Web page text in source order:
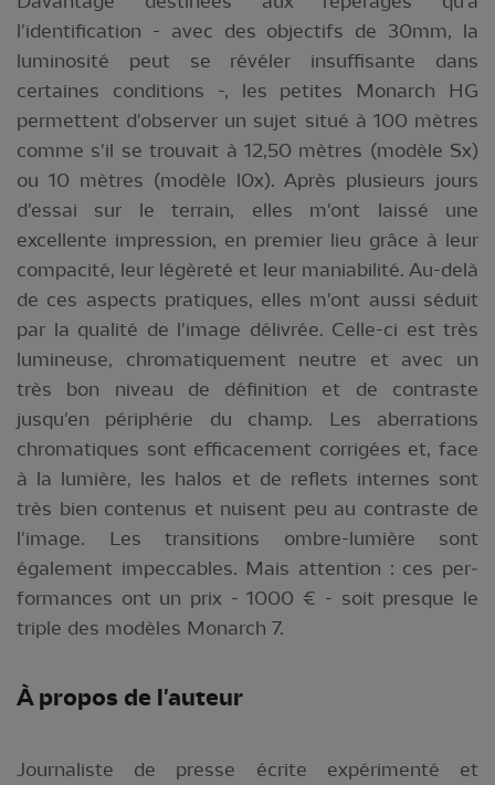
l'identification - avec des objectifs de 30mm, la
luminosité peut se révéler insuffisante dans
certaines conditions -, les petites Monarch HG
permettent d'observer un sujet situé à 100 mètres
comme s'il se trouvait à 12,50 mètres (modèle Sx)
ou 10 mètres (modèle l0x). Après plusieurs jours
d'essai sur le terrain, elles m'ont laissé une
excellente impression, en premier lieu grâce à leur
compacité, leur légèreté et leur maniabilité. Au-delà
de ces aspects pratiques, elles m'ont aussi séduit
par la qualité de l'image délivrée. Celle-ci est très
lumineuse, chromatiquement neutre et avec un
très bon niveau de définition et de contraste
jusqu'en périphérie du champ. Les aberrations
chromatiques sont efficacement corrigées et, face
à la lumière, les halos et de reflets internes sont
très bien contenus et nuisent peu au contraste de
l'image. Les transitions ombre-lumière sont
également impeccables. Mais attention : ces per­
formances ont un prix - 1000 € - soit presque le
triple des modèles Monarch 7.
À propos de l'auteur
Journaliste de presse écrite expérimenté et